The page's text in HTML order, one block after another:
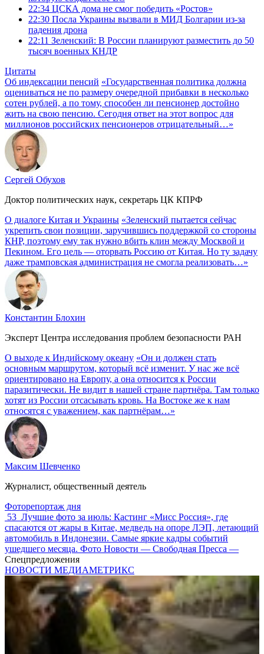
22:34 ЦСКА дома не смог победить «Ростов»
22:30 Посла Украины вызвали в МИД Болгарии из-за
падения дрона
22:11 Зеленский: В России планируют разместить до 50
тысяч военных КНДР
Цитаты
Об индексации пенсий «Государственная политика должна
оцениваться не по размеру очередной прибавки в несколько
сотен рублей, а по тому, способен ли пенсионер достойно
жить на свою пенсию. Сегодня ответ на этот вопрос для
миллионов российских пенсионеров отрицательный…»
Сергей Обухов
Доктор политических наук, секретарь ЦК КПРФ
О диалоге Китая и Украины «Зеленский пытается сейчас
укрепить свои позиции, заручившись поддержкой со стороны
КНР, поэтому ему так нужно вбить клин между Москвой и
Пекином. Его цель — оторвать Россию от Китая. Но ту задачу
даже трамповская администрация не смогла реализовать…»
Константин Блохин
Эксперт Центра исследования проблем безопасности РАН
О выходе к Индийскому океану «Он и должен стать
основным маршрутом, который всё изменит. У нас же всё
ориентировано на Европу, а она относится к России
паразитически. Не видит в нашей стране партнёра. Там только
хотят из России отсасывать кровь. На Востоке же к нам
относятся с уважением, как партнёрам…»
Максим Шевченко
Журналист, общественный деятель
Фоторепортаж дня
53 Лучшие фото за июль: Кастинг «Мисс Россия», где
спасаются от жары в Китае, медведь на опоре ЛЭП, летающий
автомобиль в Индонезии. Самые яркие кадры событий
ушедшего месяца. Фото Новости — Свободная Пресса —
Спецпредложения
НОВОСТИ МЕДИАМЕТРИКС